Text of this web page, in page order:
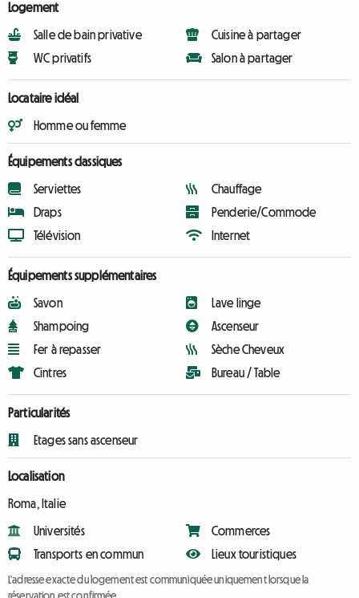
Logement
Salle de bain privative
WC privatifs
Cuisine à partager
Salon à partager
Locataire idéal
Homme ou femme
Équipements classiques
Serviettes
Draps
Télévision
Chauffage
Penderie/Commode
Internet
Équipements supplémentaires
Savon
Shampoing
Fer à repasser
Cintres
Lave linge
Ascenseur
Sèche Cheveux
Bureau / Table
Particularités
Etages sans ascenseur
Localisation
Roma, Italie
Universités
Transports en commun
Commerces
Lieux touristiques
L'adresse exacte du logement est communiquée uniquement lorsque la
réservation est confirmée.